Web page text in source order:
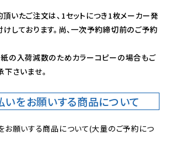
いたご注文は、1セットにつき1枚メーカー発
しております。尚、一次予約締切前のご予約
の入荷減数のためカラーコピーの場合もご
下さいませ。
をお願いする商品について
願いする商品について(大量のご予約につ